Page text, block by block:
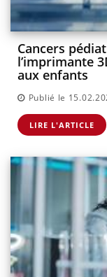
Cancers
l’imprimante
aux enfants
Publié le
LIRE L'ARTICLE